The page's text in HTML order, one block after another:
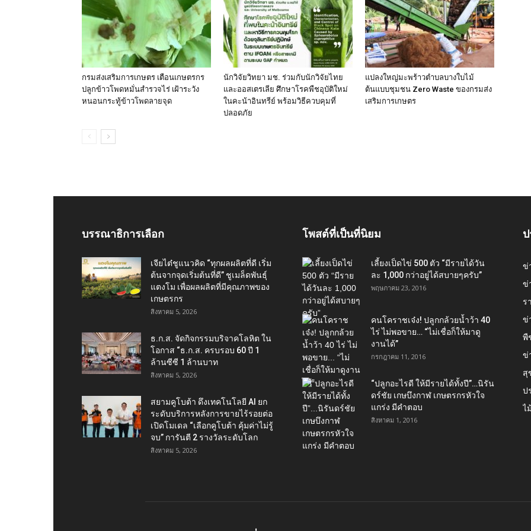
กรมส่งเสริมการเกษตร เตือนเกษตรกร
ปลูกข้าวโพดหมั่นสำรวจไร่ เฝ้าระวัง
หนอนกระทู้ข้าวโพดลายจุด
นักวิจัยวิทยา มช. ร่วมกับนักวิจัยไทย
และออสเตรเลีย ศึกษาโรคพืชอุบัติใหม่
ในคะน้าอินทรีย์ พร้อมวิธีควบคุมที่
ปลอดภัย
แปลงใหญ่มะพร้าวตำบลบางใบไม้
ต้นแบบชุมชน Zero Waste ของกรมส่ง
เสริมการเกษตร
บรรณาธิการเลือก
เจียไต๋ชูแนวคิด “ทุกผลผลิตที่ดี เริ่ม
ต้นจากจุดเริ่มต้นที่ดี” ชูเมล็ดพันธุ์
แตงโม เพื่อผลผลิตที่มีคุณภาพของ
เกษตรกร
สิงหาคม 5, 2026
ธ.ก.ส. จัดกิจกรรมบริจาคโลหิต ใน
โอกาส “ธ.ก.ส. ครบรอบ 60 ปี 1
ล้านซีซี 1 ล้านบาท
สิงหาคม 5, 2026
สยามคูโบต้า ดึงเทคโนโลยี AI ยก
ระดับบริการหลังการขายไร้รอยต่อ
เปิดโมเดล “เลือกคูโบต้า คุ้มค่าไม่รู้
จบ” การันตี 2 รางวัลระดับโลก
สิงหาคม 5, 2026
โพสต์ที่เป็นที่นิยม
เลี้ยงเป็ดไข่ 500 ตัว “มีรายได้วัน
ละ 1,000 กว่าอยู่ได้สบายๆครับ”
พฤษภาคม 23, 2016
คนโคราชเจ๋ง! ปลูกกล้วยน้ำว้า 40
ไร่ ไม่พอขาย… “ไม่เชื่อก็ให้มาดู
งานได้”‬
กรกฎาคม 11, 2016
“ปลูกอะไรดี ให้มีรายได้ทั้งปี”…นิรัน
ดร์ชัย เกษบึงกาฬ เกษตรกรหัวใจ
แกร่ง มีคำตอบ
สิงหาคม 1, 2016
ข่
ข่
ร
ข่
พื
ข่
สุ
ป
ไ